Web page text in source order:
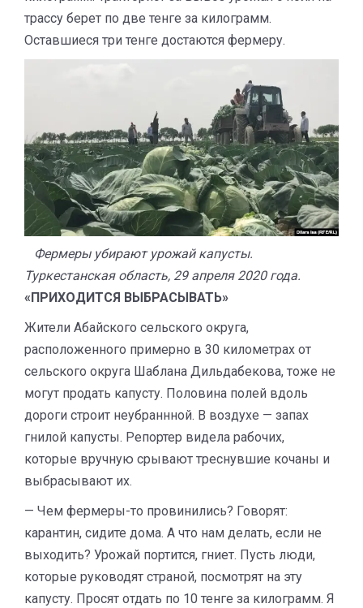
трассу берет по две тенге за килограмм.
Оставшиеся три тенге достаются фермеру.
Фермеры убирают урожай капусты.
Туркестанская область, 29 апреля 2020 года.
«ПРИХОДИТСЯ ВЫБРАСЫВАТЬ»
Жители Абайского сельского округа,
расположенного примерно в 30 километрах от
сельского округа Шаблана Дильдабекова, тоже не
могут продать капусту. Половина полей вдоль
дороги строит неубраннной. В воздухе — запах
гнилой капусты. Репортер видела рабочих,
которые вручную срывают треснувшие кочаны и
выбрасывают их.
— Чем фермеры-то провинились? Говорят:
карантин, сидите дома. А что нам делать, если не
выходить? Урожай портится, гниет. Пусть люди,
которые руководят страной, посмотрят на эту
капусту. Просят отдать по 10 тенге за килограмм. Я